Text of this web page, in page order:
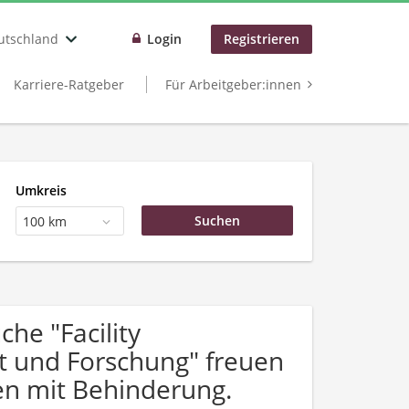
Login Registrieren
Karriere-Ratgeber Für Arbeitgeber:innen
Umkreis
100 km
"Facility
und Forschung" freuen
mit Behinderung.